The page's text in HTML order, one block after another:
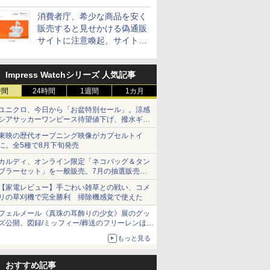
消費者庁、希少な商品を安く
販売すると見せかける偽通販
サイトに注意喚起、サイト名
Impress Watchシリーズ 人気記事
24時間 1週間 1カ月
ニクロ、今日から「お盆特別セール」。涼感
アサッカーワンピース待望値下げ、撥水ギア
ョーツは1990円に
映の歴代オープニング映像がカプセルトイ
。全5種で8月下旬発売
ルディ、オンライン限定「ネコバッグ＆タン
ラーセット」を一般販売。7月の抽選販売の
選無効分
家電レビュー】手ごわい雑草との戦い、コメ
の草刈機で完全勝利 掃除機感覚で使えた
ェルメール《真珠の耳飾りの少女》展のグッ
公開。図録/ミッフィー/葬送のフリーレンほ
もっと見る
おすすめ記事